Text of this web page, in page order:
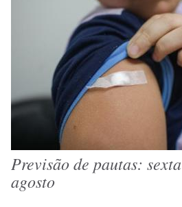
Previsão de pautas:
agosto